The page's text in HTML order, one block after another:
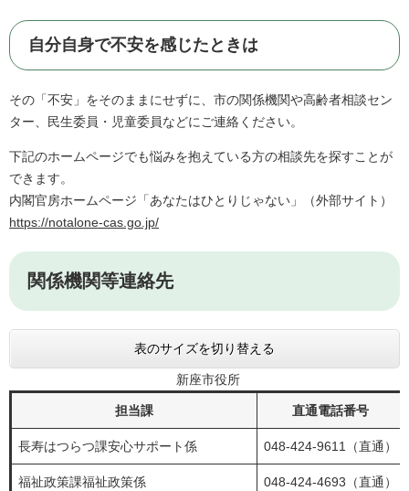
自分自身で不安を感じたときは
その「不安」をそのままにせずに、市の関係機関や高齢者相談セン
ター、民生委員・児童委員などにご連絡ください。
下記のホームページでも悩みを抱えている方の相談先を探すことが
できます。
内閣官房ホームページ「あなたはひとりじゃない」（外部サイト）
https://notalone-cas.go.jp/
関係機関等連絡先
表のサイズを切り替える
担当課 直通電話番号
新座市役所
長寿はつらつ課安心サポート係 048-424-9611（直通）
福祉政策課福祉政策係 048-424-4693（直通）